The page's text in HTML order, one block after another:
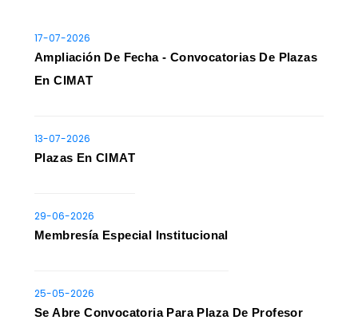
17-07-2026
Ampliación De Fecha - Convocatorias De Plazas
En CIMAT
13-07-2026
Plazas En CIMAT
29-06-2026
Membresía Especial Institucional
25-05-2026
Se Abre Convocatoria Para Plaza De Profesor